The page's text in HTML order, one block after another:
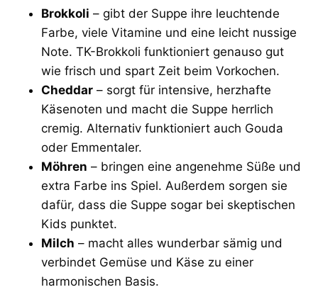
Brokkoli – gibt der Suppe ihre leuchtende
Farbe, viele Vitamine und eine leicht nussige
Note. TK-Brokkoli funktioniert genauso gut
wie frisch und spart Zeit beim Vorkochen.
Cheddar – sorgt für intensive, herzhafte
Käsenoten und macht die Suppe herrlich
cremig. Alternativ funktioniert auch Gouda
oder Emmentaler.
Möhren – bringen eine angenehme Süße und
extra Farbe ins Spiel. Außerdem sorgen sie
dafür, dass die Suppe sogar bei skeptischen
Kids punktet.
Milch – macht alles wunderbar sämig und
verbindet Gemüse und Käse zu einer
harmonischen Basis.